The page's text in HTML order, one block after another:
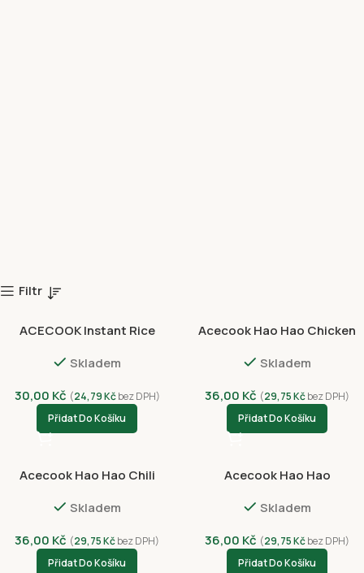
Filtr
ACECOOK Instant Rice
Skladem
30,00 Kč (24,79Kčbez DPH)
Přidat Do Košíku
Acecook Hao Hao Chicken
Skladem
36,00 Kč (29,75Kčbez DPH)
Přidat Do Košíku
Acecook Hao Hao Chili
Skladem
36,00 Kč (29,75Kčbez DPH)
Přidat Do Košíku
Acecook Hao Hao
Skladem
36,00 Kč (29,75Kčbez DPH)
Přidat Do Košíku